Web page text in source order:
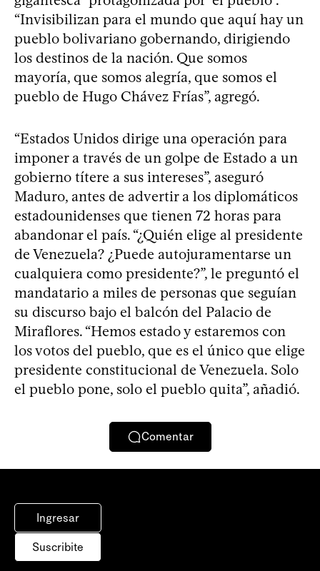
“Invisibilizan para el mundo que aquí hay un
pueblo bolivariano gobernando, dirigiendo
los destinos de la nación. Que somos
mayoría, que somos alegría, que somos el
pueblo de Hugo Chávez Frías”, agregó.
“Estados Unidos dirige una operación para
imponer a través de un golpe de Estado a un
gobierno títere a sus intereses”, aseguró
Maduro, antes de advertir a los diplomáticos
estadounidenses que tienen 72 horas para
abandonar el país. “¿Quién elige al presidente
de Venezuela? ¿Puede autojuramentarse un
cualquiera como presidente?”, le preguntó el
mandatario a miles de personas que seguían
su discurso bajo el balcón del Palacio de
Miraflores. “Hemos estado y estaremos con
los votos del pueblo, que es el único que elige
presidente constitucional de Venezuela. Solo
el pueblo pone, solo el pueblo quita”, añadió.
Comentar
Ingresar
Suscribite